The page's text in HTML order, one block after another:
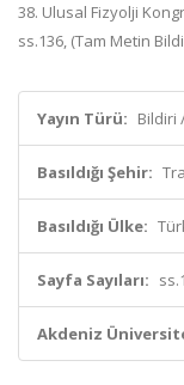
38. Ulusal Fizyolji
ss.136, (Tam Metin
Yayın Türü: Bildiri
Basıldığı Şehir:
Basıldığı Ülke:
Sayfa Sayıları:
Akdeniz